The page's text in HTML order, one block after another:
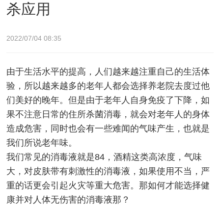
杀应用
2022/07/04 08:35
由于生活水平的提高，人们越来越注重自己的生活体
验，所以越来越多的老年人都会选择养老院去度过他
们美好的晚年。但是由于老年人自身免疫了下降，如
果不注意日常的住所杀菌消毒，就会对老年人的身体
造成危害，同时也会有一些难闻的气味产生，也就是
我们所说老年味。
我们常见的消毒液就是84，酒精这类高浓度，气味
大，对皮肤带有刺激性的消毒液，如果使用不当，严
重的话更会引起火灾等重大危害。那如何才能选择健
康并对人体无伤害的消毒液那？